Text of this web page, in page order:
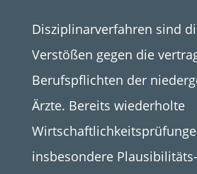
Disziplinarverfahren sind
Verstößen gegen die
Berufspflichten der
Ärzte. Bereits wiederholte
insbesondere